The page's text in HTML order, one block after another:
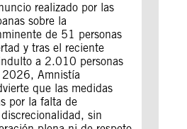
realizado por las
sobre la
de 51 personas
y tras el reciente
a 2.010 personas
Amnistía
que las medidas
por la falta de
sin